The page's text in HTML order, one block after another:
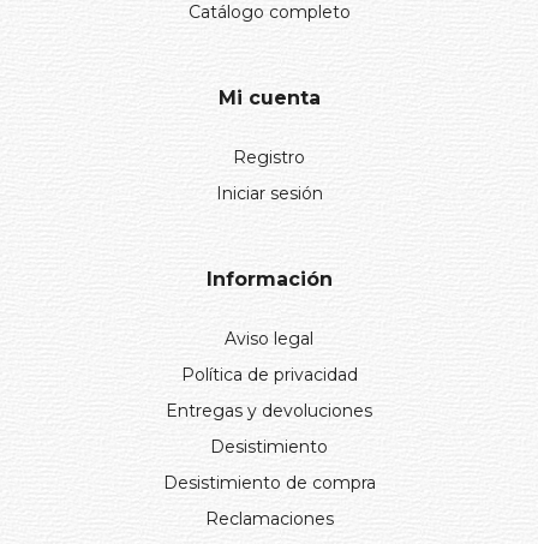
Catálogo completo
Mi cuenta
Registro
Iniciar sesión
Información
Aviso legal
Política de privacidad
Entregas y devoluciones
Desistimiento
Desistimiento de compra
Reclamaciones